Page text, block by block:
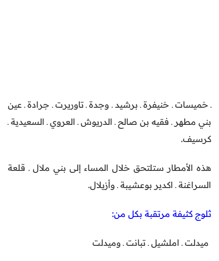
ـ خميسات ـ خنيفرة ـ برشيد ـ وجدة ـ تاوريرت ـ جرادة ـ عين
بني مطهر ـ فقيه بن صالح ـ الدريوش ـ العروي ـ السعيدية ـ
كرسيف.
هذه الأمطار ستلتحق خلال المساء إلى بني ملال ـ قلعة
السراغنة ـ اكدير بوعشيبة ـ وأزيلال.
ثلوج كثيفة مرتقبة بكل من:
⁩ ميدلت ـ املشيل ـ تبانت ـ وميدلت ⁦